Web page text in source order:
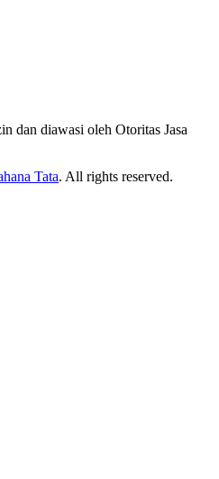
dan diawasi oleh Otoritas Jasa
Tata. All rights reserved.